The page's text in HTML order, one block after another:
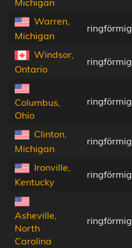
Michigan
Warren,
Michigan
ringförmig
Windsor,
Ontario
ringförmig
Columbus,
Ohio
ringförmig
Clinton,
Michigan
ringförmig
Ironville,
Kentucky
ringförmig
Asheville,
North
Carolina
ringförmig